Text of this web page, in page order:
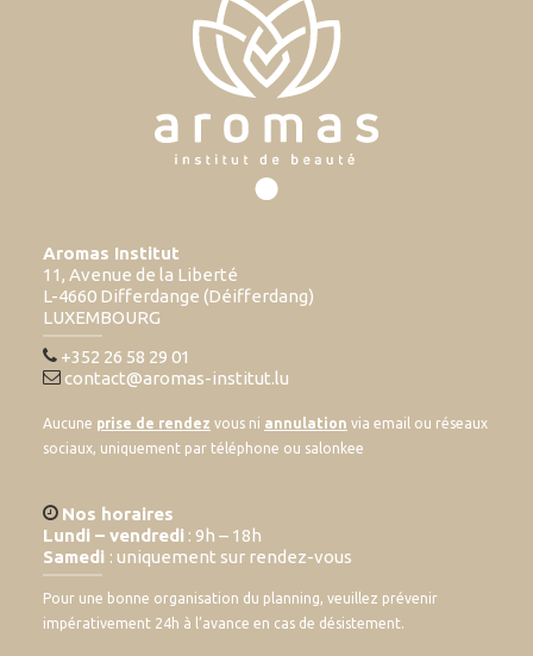
Aromas Institut
11, Avenue de la Liberté
L-4660 Differdange (Déifferdang)
LUXEMBOURG
+352 26 58 29 01
contact@aromas-institut.lu
Aucune prise de rendez vous ni annulation via email ou réseaux
sociaux, uniquement par téléphone ou salonkee
Nos horaires
Lundi – vendredi : 9h – 18h
Samedi : uniquement sur rendez-vous
Pour une bonne organisation du planning, veuillez prévenir
impérativement 24h à l’avance en cas de désistement.